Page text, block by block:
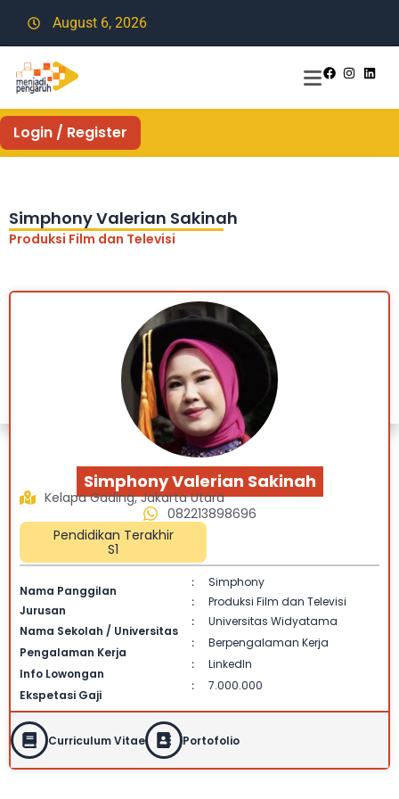
August 6, 2026
Login / Register
Simphony Valerian Sakinah
Produksi Film dan Televisi
Simphony Valerian Sakinah
Pendidikan Terakhir
S1
082213898696
Kelapa Gading, Jakarta Utara
Nama Panggilan
:
Simphony
Jurusan
:
Produksi Film dan Televisi
Nama Sekolah / Universitas
: Universitas Widyatama
Pengalaman Kerja
: Berpengalaman Kerja
Info Lowongan
: Linkedln
Ekspetasi Gaji
: 7.000.000
Curriculum Vitae Portofolio